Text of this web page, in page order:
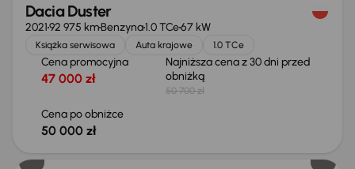
Dacia Duster
202192 975 kmBenzyna1.0 TCe67 kW
Książka serwisowa Auta krajowe 1.0 TCe
Cena promocyjna
47 000 zł
Najniższa cena z 30 dni przed
obniżką
50 700 zł
Cena po obniżce
50 000 zł
Taniej o 2 000 zł